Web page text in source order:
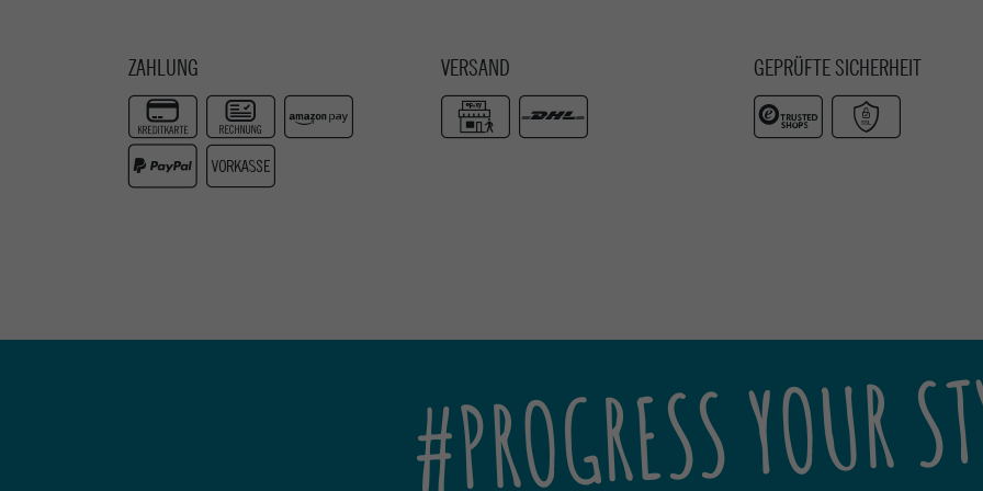
ZAHLUNG VERSAND GEPRÜFTE SICHERHEIT
#PROGRESS YOUR